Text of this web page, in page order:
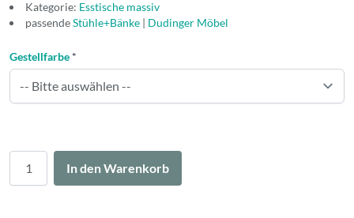
Kategorie: Esstische massiv
passendeStühle+Bänke | Dudinger Möbel
In den Warenkorb
Gestellfarbe *